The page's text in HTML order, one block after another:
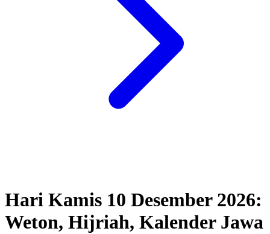
Hari Kamis 10 Desember 2026:
Weton, Hijriah, Kalender Jawa